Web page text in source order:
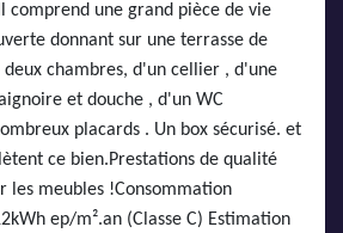
comprend une grand pièce de vie
donnant sur une terrasse de
deux chambres, d'un cellier , d'une
et douche , d'un WC
placards . Un box sécurisé. et
ce bien.Prestations de qualité
les meubles !Consommation
ep/m².an (Classe C) Estimation